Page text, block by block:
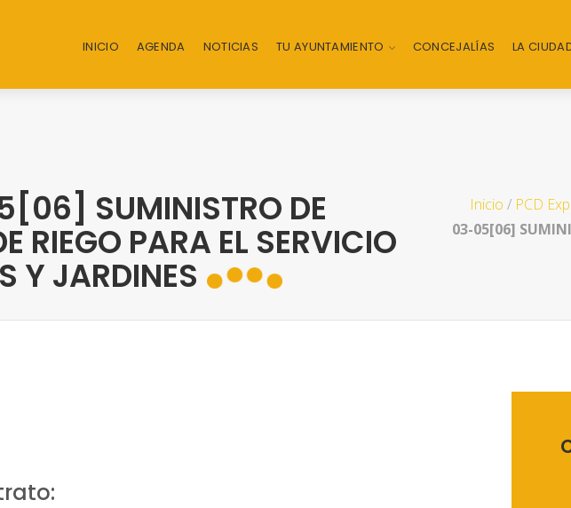
INICIO AGENDA NOTICIAS TU AYUNTAMIENTO CONCEJALÍAS LA
SUMINISTRO DE
RIEGO PARA EL SERVICIO
Y JARDINES
Inicio / PCD
03-05[06]